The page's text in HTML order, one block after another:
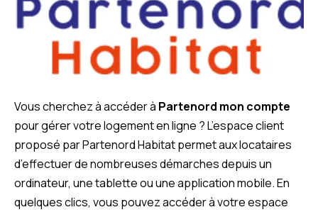
Vous cherchez à accéder à Partenord mon compte
pour gérer votre logement en ligne ? L’espace client
proposé par Partenord Habitat permet aux locataires
d’effectuer de nombreuses démarches depuis un
ordinateur, une tablette ou une application mobile. En
quelques clics, vous pouvez accéder à votre espace